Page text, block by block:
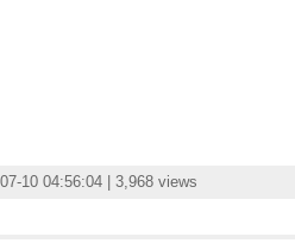
10 04:56:04 | 3,968 views